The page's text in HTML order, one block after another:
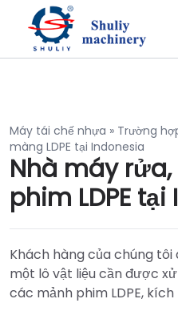
Máy tái chế nhựa » Trường
màng LDPE tại Indonesia
Nhà máy
phim LDPE
Khách hàng của chúng
một lô vật liệu cần được
các mảnh phim LDPE,